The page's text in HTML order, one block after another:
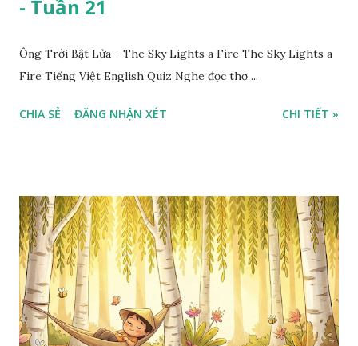
- Tuần 21
Ông Trời Bật Lửa - The Sky Lights a Fire The Sky Lights a
Fire Tiếng Việt English Quiz Nghe đọc thơ ...
CHIA SẺ ĐĂNG NHẬN XÉT CHI TIẾT »